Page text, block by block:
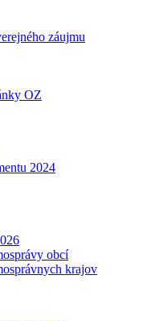
záujmu
OZ
2024
obcí
krajov